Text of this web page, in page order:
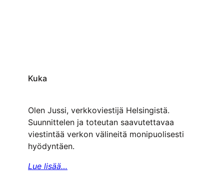
Kuka
Olen Jussi, verkkoviestijä Helsingistä.
Suunnittelen ja toteutan saavutettavaa
viestintää verkon välineitä monipuolisesti
hyödyntäen.
Lue lisää…